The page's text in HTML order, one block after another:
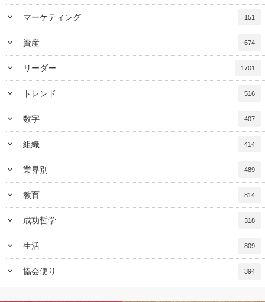
keyboard_arrow_down マーケティング 151
keyboard_arrow_down 資産 674
keyboard_arrow_down リーダー 1701
keyboard_arrow_down トレンド 516
keyboard_arrow_down 数字 407
keyboard_arrow_down 組織 414
keyboard_arrow_down 業界別 489
keyboard_arrow_down 教育 814
keyboard_arrow_down 成功哲学 318
keyboard_arrow_down 生活 809
keyboard_arrow_down 協会便り 394